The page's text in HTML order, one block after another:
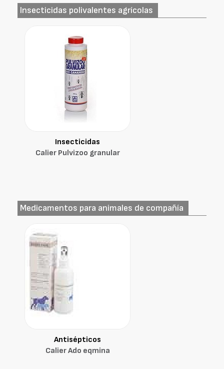
Insecticidas polivalentes agrícolas
Insecticidas
Calier Pulvizoo granular
Medicamentos para animales de compañía
Antisépticos
Calier Ado eqmina